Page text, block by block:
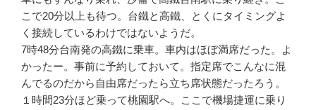
こで20分以上も待つ。台鐵と高鐵、とくにタイミングよ
く接続しているわけではないようだ。
7時48分台南発の高鐵に乗車。車内はほぼ満席だった。よ
かったー。事前に予約しておいて。指定席でこんなに混
んでるのだから自由席だったら立ち席状態だったろう。
１時間23分ほど乗って桃園駅へ。ここで機場捷運に乗り